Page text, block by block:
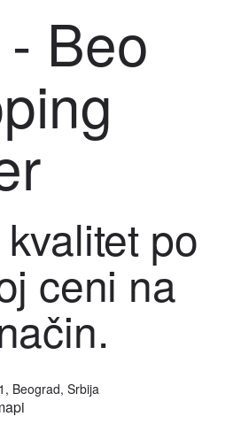
Beo
po
ceni na
Beograd, Srbija